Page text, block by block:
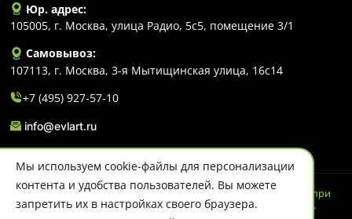
Юр. адрес:
105005, г. Москва, улица Радио, 5с5, помещение 3/1
Самовывоз:
107113, г. Москва, 3-я Мытищинская улица, 16с14
+7 (495) 927-57-10
info@evlart.ru
© 2026 Evlart. Сайт несет информационный характер и ни при
каких обстоятельствах не является публичной офертой.
Мы используем cookie-файлы для персонализации
контента и удобства пользователей. Вы можете
запретить их в настройках своего браузера.